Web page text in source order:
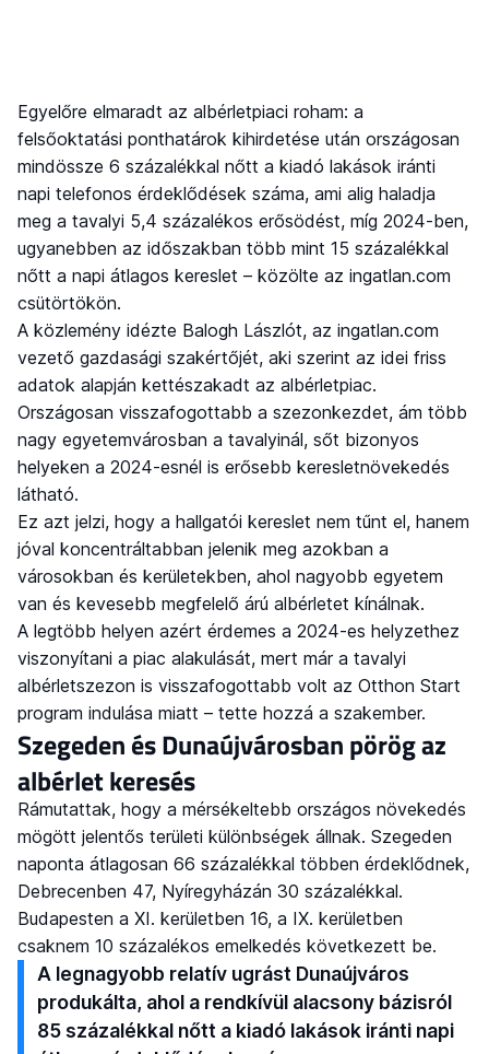
Egyelőre elmaradt az albérletpiaci roham: a
felsőoktatási ponthatárok kihirdetése után országosan
mindössze 6 százalékkal nőtt a kiadó lakások iránti
napi telefonos érdeklődések száma, ami alig haladja
meg a tavalyi 5,4 százalékos erősödést, míg 2024-ben,
ugyanebben az időszakban több mint 15 százalékkal
nőtt a napi átlagos kereslet – közölte az ingatlan.com
csütörtökön.
A közlemény idézte Balogh Lászlót, az ingatlan.com
vezető gazdasági szakértőjét, aki szerint az idei friss
adatok alapján kettészakadt az albérletpiac.
Országosan visszafogottabb a szezonkezdet, ám több
nagy egyetemvárosban a tavalyinál, sőt bizonyos
helyeken a 2024-esnél is erősebb keresletnövekedés
látható.
Ez azt jelzi, hogy a hallgatói kereslet nem tűnt el, hanem
jóval koncentráltabban jelenik meg azokban a
városokban és kerületekben, ahol nagyobb egyetem
van és kevesebb megfelelő árú albérletet kínálnak.
A legtöbb helyen azért érdemes a 2024-es helyzethez
viszonyítani a piac alakulását, mert már a tavalyi
albérletszezon is visszafogottabb volt az Otthon Start
program indulása miatt – tette hozzá a szakember.
Szegeden és Dunaújvárosban pörög az
albérlet keresés
Rámutattak, hogy a mérsékeltebb országos növekedés
mögött jelentős területi különbségek állnak. Szegeden
naponta átlagosan 66 százalékkal többen érdeklődnek,
Debrecenben 47, Nyíregyházán 30 százalékkal.
Budapesten a XI. kerületben 16, a IX. kerületben
csaknem 10 százalékos emelkedés következett be.
A legnagyobb relatív ugrást Dunaújváros
produkálta, ahol a rendkívül alacsony bázisról
85 százalékkal nőtt a kiadó lakások iránti napi